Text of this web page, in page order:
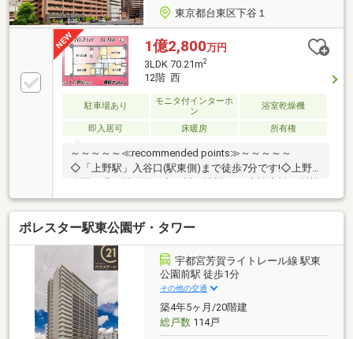
東京都台東区下谷１
1億2,800万円
3LDK 70.21m2
12階 西
駐車場あり
モニタ付インターホ
ン
浴室乾燥機
即入居可 床暖房 所有権
～～～～～≪recommended points≫～～～～～
◇「上野駅」入谷口(駅東側)まで徒歩7分です!◇上野
性に優れた二重サッシを使用!◇70.21㎡・リビングは
13.0畳（床暖房完備）◇大切なペットと一緒に暮らす
ことができます!◇安心の2004年築＆住宅ローン控除対
象です!～～～～～～～～～～～～～～～～～～～～～
～◆頭金0円から購入可!長期低金利50年ローン!◆提携
銀行多数、住宅ローンご相談下さい!◆車でまとめてご
案内!自宅まで送迎も可!◆年中無休!即日対応させてい
ただきます!◆5000円QUOプレゼントキャンペーン♪
ポレスター駅東公園ザ・タワー
宇都宮芳賀ライトレール線 駅東
公園前駅 徒歩1分
その他の交通
築4年5ヶ月/20階建
総戸数114戸